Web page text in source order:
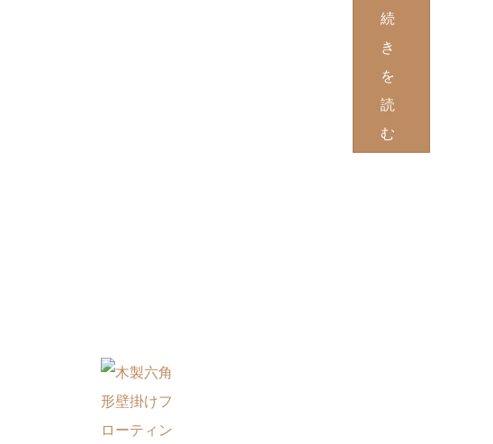
ィングキュ
ルシェルフ
3個セット
続
き
を
読
む